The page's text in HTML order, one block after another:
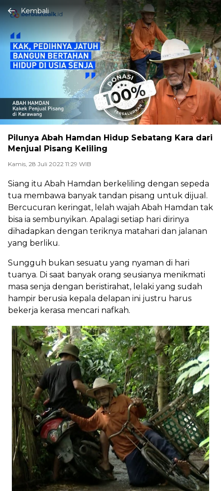
Kembali
Pilunya Abah Hamdan Hidup Sebatang Kara dari
Menjual Pisang Keliling
Kamis, 28 Juli 2022 11:29 WIB
Siang itu Abah Hamdan berkeliling dengan sepeda
tua membawa banyak tandan pisang untuk dijual.
Bercucuran keringat, lelah wajah Abah Hamdan tak
bisa ia sembunyikan. Apalagi setiap hari dirinya
dihadapkan dengan teriknya matahari dan jalanan
yang berliku.
Sungguh bukan sesuatu yang nyaman di hari
tuanya. Di saat banyak orang seusianya menikmati
masa senja dengan beristirahat, lelaki yang sudah
hampir berusia kepala delapan ini justru harus
bekerja kerasa mencari nafkah.